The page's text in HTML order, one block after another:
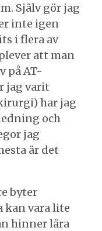
Själv gör jag
inte igen
i flera av
att man
på AT-
jag varit
har jag
och
jag
är det
byter
kan vara lite
hinner lära